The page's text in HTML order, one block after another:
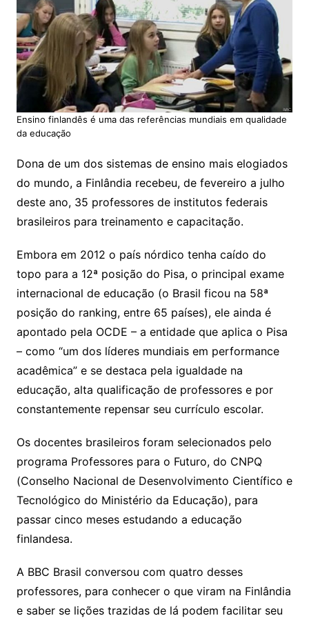
Ensino finlandês é uma das referências mundiais em qualidade
da educação
Dona de um dos sistemas de ensino mais elogiados
do mundo, a Finlândia recebeu, de fevereiro a julho
deste ano, 35 professores de institutos federais
brasileiros para treinamento e capacitação.
Embora em 2012 o país nórdico tenha caído do
topo para a 12ª posição do Pisa, o principal exame
internacional de educação (o Brasil ficou na 58ª
posição do ranking, entre 65 países), ele ainda é
apontado pela OCDE – a entidade que aplica o Pisa
– como “um dos líderes mundiais em performance
acadêmica” e se destaca pela igualdade na
educação, alta qualificação de professores e por
constantemente repensar seu currículo escolar.
Os docentes brasileiros foram selecionados pelo
programa Professores para o Futuro, do CNPQ
(Conselho Nacional de Desenvolvimento Científico e
Tecnológico do Ministério da Educação), para
passar cinco meses estudando a educação
finlandesa.
A BBC Brasil conversou com quatro desses
professores, para conhecer o que viram na Finlândia
e saber se lições trazidas de lá podem facilitar seu